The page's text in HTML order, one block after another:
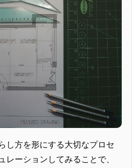
し方を形にする大切なプロセ
レーションしてみることで、